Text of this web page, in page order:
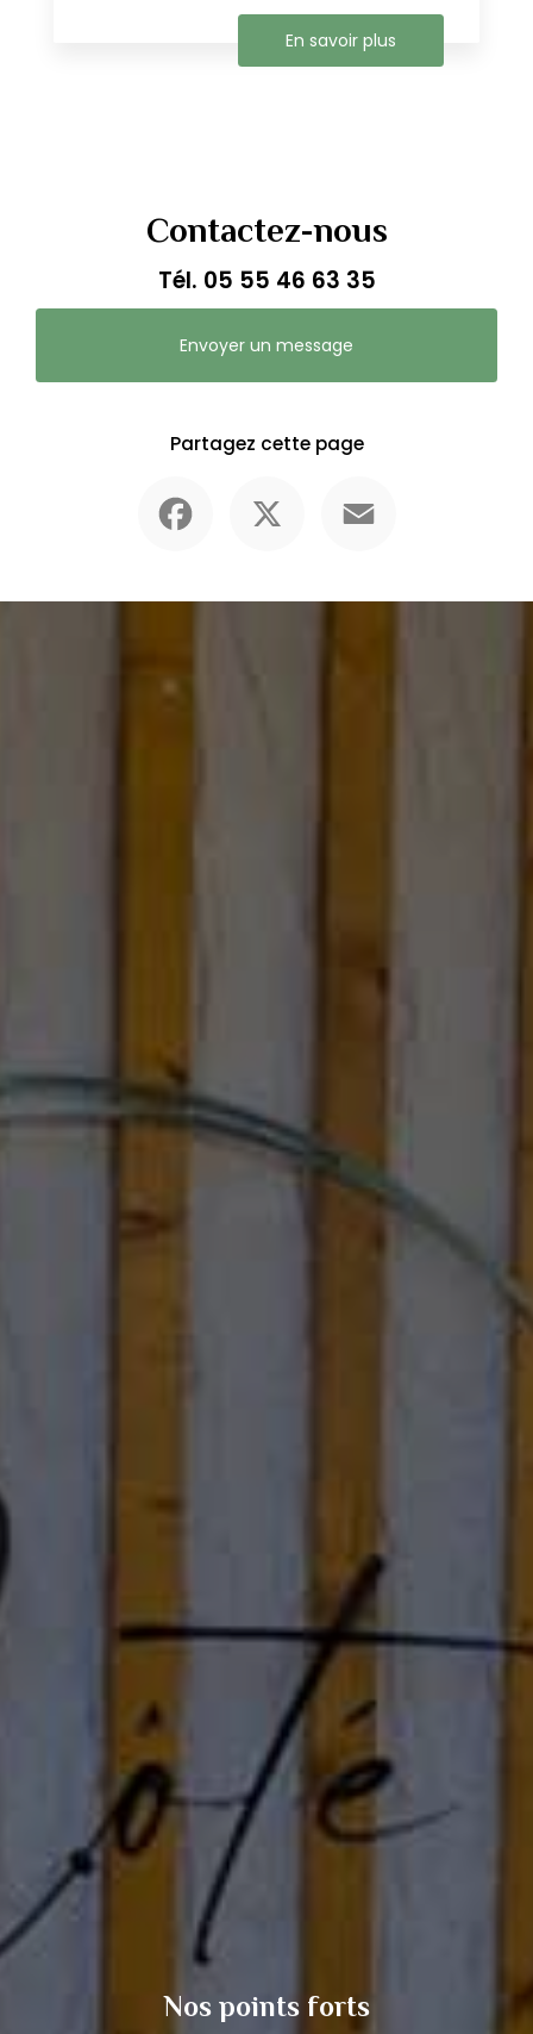
En savoir plus
Contactez-nous
Tél. 05 55 46 63 35
Envoyer un message
Partagez cette page
Nos points forts